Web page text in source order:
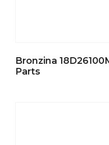
Bronzina
Parts